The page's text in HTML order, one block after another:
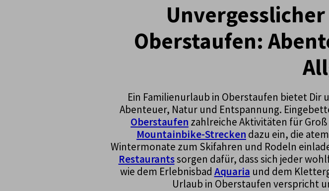
Oberstaufen:
Ein Familienurlaub in Oberstaufen bietet Dir
Abenteuer, Natur und Entspannung.
Oberstaufen zahlreiche Aktivitäten für
Mountainbike-Strecken dazu ein, die
Wintermonate zum Skifahren und Rodeln
Restaurantssorgen dafür, dass sich jeder
wie dem Erlebnisbad Aquaria und dem
Urlaub in Oberstaufen verspricht